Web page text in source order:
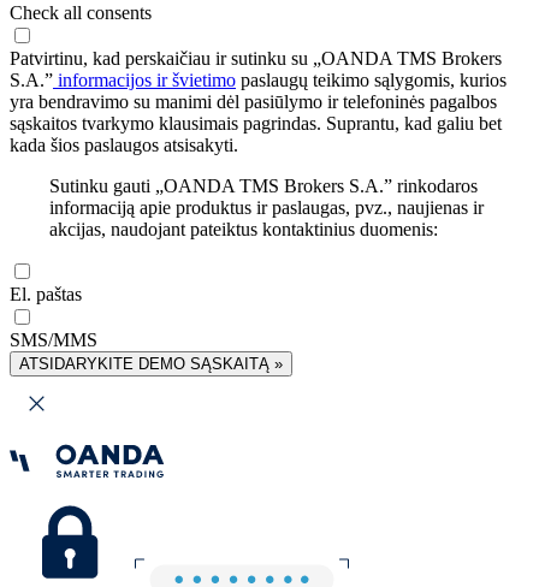
Check all consents
Patvirtinu, kad perskaičiau ir sutinku su „OANDA TMS Brokers
S.A.” informacijos ir švietimo paslaugų teikimo sąlygomis, kurios
yra bendravimo su manimi dėl pasiūlymo ir telefoninės pagalbos
sąskaitos tvarkymo klausimais pagrindas. Suprantu, kad galiu bet
kada šios paslaugos atsisakyti.
Sutinku gauti „OANDA TMS Brokers S.A.” rinkodaros
informaciją apie produktus ir paslaugas, pvz., naujienas ir
akcijas, naudojant pateiktus kontaktinius duomenis:
El. paštas
SMS/MMS
ATSIDARYKITE DEMO SĄSKAITĄ »